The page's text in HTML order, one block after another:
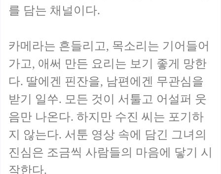
를 담는 채널이다.
카메라는 흔들리고, 목소리는 기어들어
가고, 애써 만든 요리는 보기 좋게 망한
다. 딸에겐 핀잔을, 남편에겐 무관심을
받기 일쑤. 모든 것이 서툴고 어설퍼 웃
음만 나온다. 하지만 수진 씨는 포기하
지 않는다. 서툰 영상 속에 담긴 그녀의
진심은 조금씩 사람들의 마음에 닿기 시
작한다.